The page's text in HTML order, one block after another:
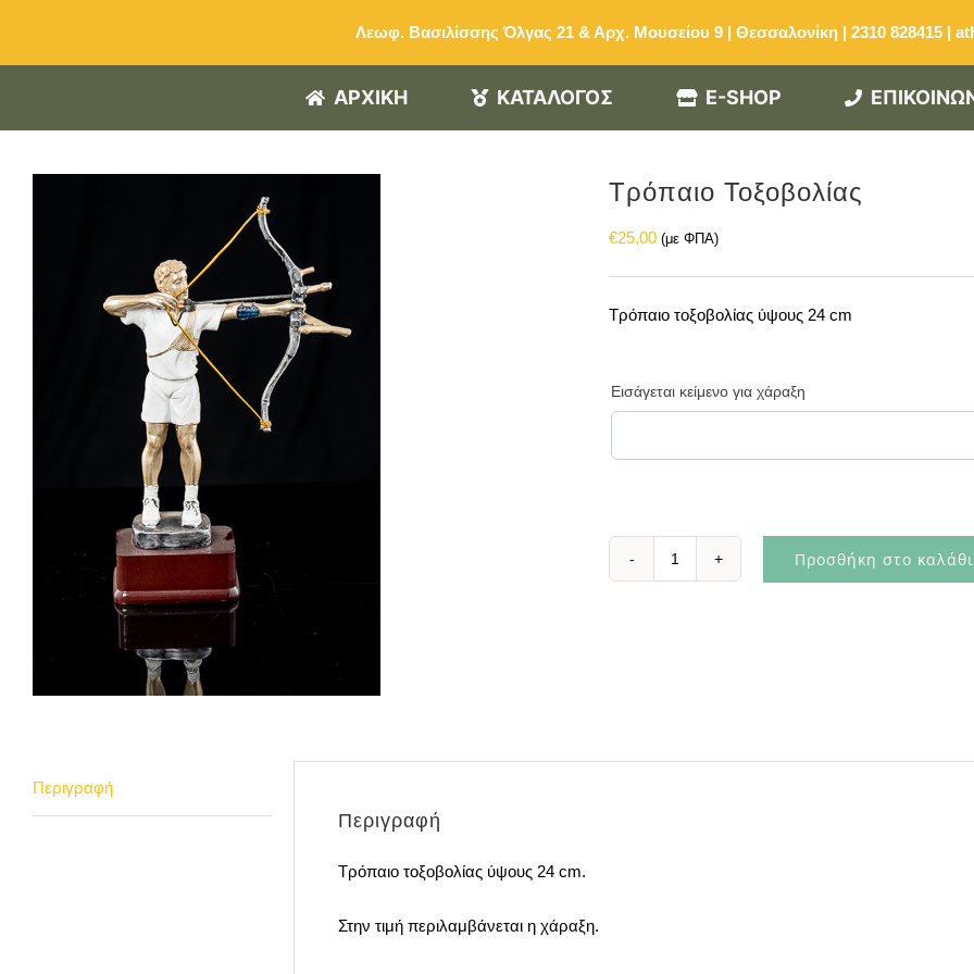
Λεωφ. Βασιλίσσης Όλγας 21 & Αρχ. Μουσείου 9 | Θεσσαλονίκη | 2310 828415 |
ΑΡΧΙΚΗ ΚΑΤΑΛΟΓΟΣ E-SHOP
Τρόπαιο Τοξοβολίας
€25,00 (με ΦΠΑ)
Τρόπαιο τοξοβολίας ύψους 24 cm
Εισάγεται κείμενο για χάραξη
Προσθήκη στο καλάθι
Περιγραφή
Περιγραφή
Τρόπαιο τοξοβολίας ύψους 24 cm.
Στην τιμή περιλαμβάνεται η χάραξη.